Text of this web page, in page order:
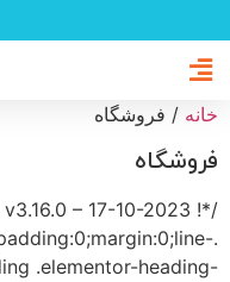
خانه / فروشگاه
فروشگاه
/*! elementor – v3.16.0 – 17-10-2023 */
.elementor-heading-